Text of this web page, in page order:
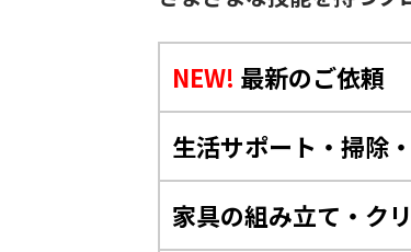
NEW! 最新のご依頼
生活サポート・掃除
家具の組み立て・ク